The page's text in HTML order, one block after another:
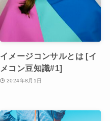
イメージコンサルとは [イ
メコン豆知識#1]
2024年8月1日